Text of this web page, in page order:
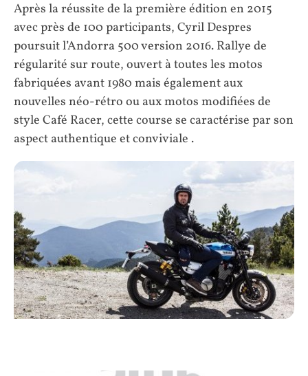
Après la réussite de la première édition en 2015
avec près de 100 participants, Cyril Despres
poursuit l’Andorra 500 version 2016. Rallye de
régularité sur route, ouvert à toutes les motos
fabriquées avant 1980 mais également aux
nouvelles néo-rétro ou aux motos modifiées de
style Café Racer, cette course se caractérise par son
aspect authentique et conviviale .